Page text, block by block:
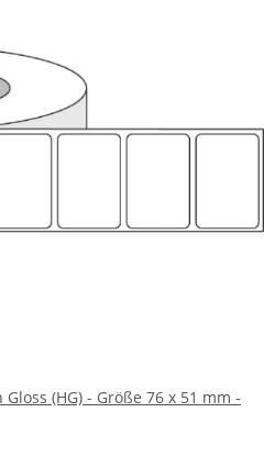
(HG) - Größe 76 x 51 mm -